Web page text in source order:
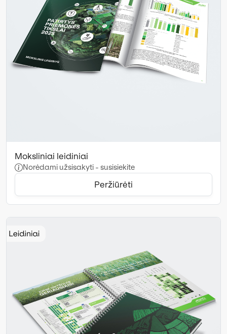
Moksliniai leidiniai
Norėdami užsisakyti - susisiekite
Peržiūrėti